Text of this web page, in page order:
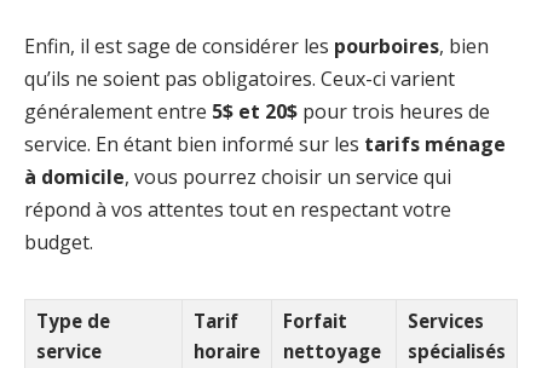
Enfin, il est sage de considérer les pourboires, bien
qu’ils ne soient pas obligatoires. Ceux-ci varient
généralement entre 5$ et 20$ pour trois heures de
service. En étant bien informé sur les tarifs ménage
à domicile, vous pourrez choisir un service qui
répond à vos attentes tout en respectant votre
budget.
Type de
service
Tarif
horaire
Forfait
nettoyage
Services
spécialisés